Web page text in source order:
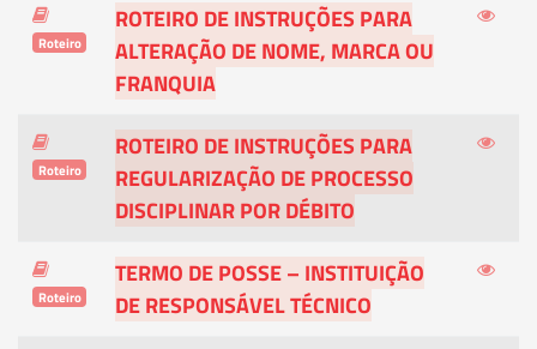
Roteiro
ROTEIRO DE INSTRUÇÕES PARA
ALTERAÇÃO DE NOME, MARCA OU
FRANQUIA
Roteiro
ROTEIRO DE INSTRUÇÕES PARA
REGULARIZAÇÃO DE PROCESSO
DISCIPLINAR POR DÉBITO
Roteiro
TERMO DE POSSE – INSTITUIÇÃO
DE RESPONSÁVEL TÉCNICO